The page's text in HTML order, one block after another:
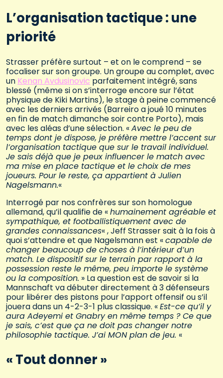
L’organisation tactique : une
priorité
Strasser préfère surtout – et on le comprend – se
focaliser sur son groupe. Un groupe au complet, avec
un Kenan Avdusinovic parfaitement intégré, sans
blessé (même si on s’interroge encore sur l’état
physique de Kiki Martins), le stage à peine commencé
avec les derniers arrivés (Barreiro a joué 10 minutes
en fin de match dimanche soir contre Porto), mais
avec les aléas d’une sélection. «Avec le peu de
temps dont je dispose, je préfère mettre l’accent sur
l’organisation tactique que sur le travail individuel.
Je sais déjà que je peux influencer le match avec
ma mise en place tactique et le choix de mes
joueurs. Pour le reste, ça appartient à Julien
Nagelsmann.«
Interrogé par nos confrères sur son homologue
allemand, qu’il qualifie de «humainement agréable et
sympathique, et footballistiquement avec de
grandes connaissances« , Jeff Strasser sait à la fois à
quoi s’attendre et que Nagelsmann est «capable de
changer beaucoup de choses à l’intérieur d’un
match. Le dispositif sur le terrain par rapport à la
possession reste le même, peu importe le système
ou la composition. » La question est de savoir si la
Mannschaft va débuter directement à 3 défenseurs
pour libérer des pistons pour l’apport offensif ou s’il
jouera dans un 4-2-3-1 plus classique. «Est-ce qu’il y
aura Adeyemi et Gnabry en même temps ? Ce que
je sais, c’est que ça ne doit pas changer notre
philosophie tactique. J’ai MON plan de jeu. «
« Tout donner »